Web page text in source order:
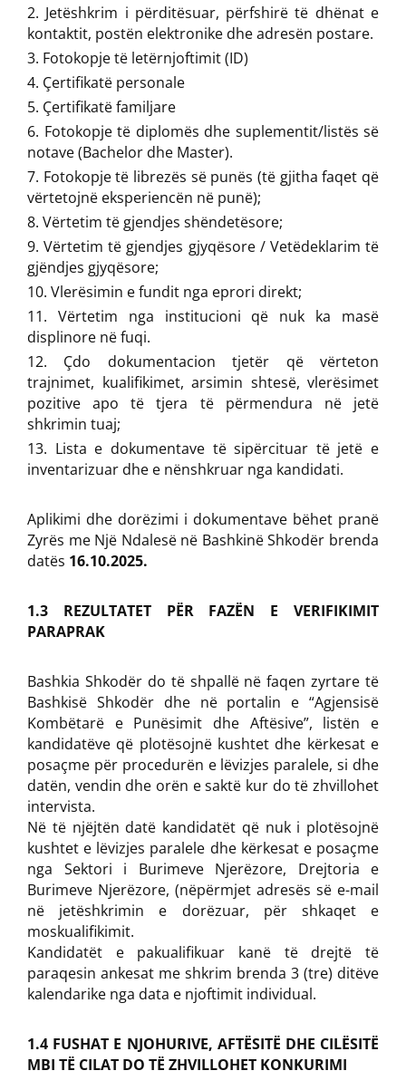
Jetëshkrim i përditësuar, përfshirë të dhënat e
kontaktit, postën elektronike dhe adresën postare.
Fotokopje të letërnjoftimit (ID)
Çertifikatë personale
Çertifikatë familjare
Fotokopje të diplomës dhe suplementit/listës së
notave (Bachelor dhe Master).
Fotokopje të librezës së punës (të gjitha faqet që
vërtetojnë eksperiencën në punë);
Vërtetim të gjendjes shëndetësore;
Vërtetim të gjendjes gjyqësore / Vetëdeklarim të
gjëndjes gjyqësore;
Vlerësimin e fundit nga eprori direkt;
Vërtetim nga institucioni që nuk ka masë
displinore në fuqi.
Çdo dokumentacion tjetër që vërteton
trajnimet, kualifikimet, arsimin shtesë, vlerësimet
pozitive apo të tjera të përmendura në jetë
shkrimin tuaj;
Lista e dokumentave të sipërcituar të jetë e
inventarizuar dhe e nënshkruar nga kandidati.
Aplikimi dhe dorëzimi i dokumentave bëhet pranë
Zyrës me Një Ndalesë në Bashkinë Shkodër brenda
datës 16.10.2025.
1.3 REZULTATET PËR FAZËN E VERIFIKIMIT
PARAPRAK
Bashkia Shkodër do të shpallë në faqen zyrtare të
Bashkisë Shkodër dhe në portalin e “Agjensisë
Kombëtarë e Punësimit dhe Aftësive”, listën e
kandidatëve që plotësojnë kushtet dhe kërkesat e
posaçme për procedurën e lëvizjes paralele, si dhe
datën, vendin dhe orën e saktë kur do të zhvillohet
intervista.
Në të njëjtën datë kandidatët që nuk i plotësojnë
kushtet e lëvizjes paralele dhe kërkesat e posaçme
nga Sektori i Burimeve Njerëzore, Drejtoria e
Burimeve Njerëzore, (nëpërmjet adresës së e-mail
në jetëshkrimin e dorëzuar, për shkaqet e
moskualifikimit.
Kandidatët e pakualifikuar kanë të drejtë të
paraqesin ankesat me shkrim brenda 3 (tre) ditëve
kalendarike nga data e njoftimit individual.
1.4 FUSHAT E NJOHURIVE, AFTËSITË DHE CILËSITË
MBI TË CILAT DO TË ZHVILLOHET KONKURIMI